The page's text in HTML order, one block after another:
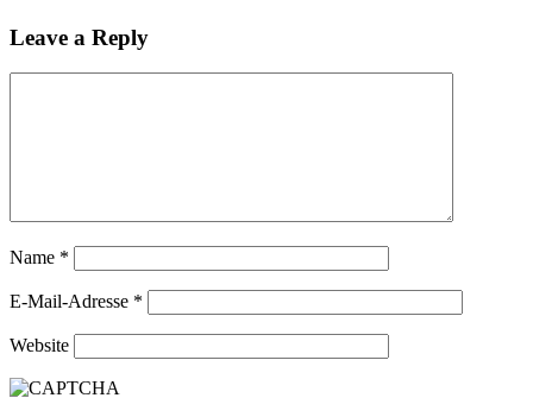
Leave a Reply
Name *
E-Mail-Adresse *
Website